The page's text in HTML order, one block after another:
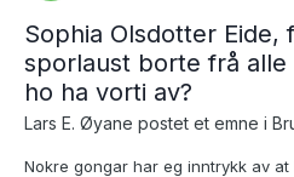
Sophia Olsdotter Eide,
sporlaust borte frå
ho ha vorti av?
Lars E. Øyane postet et emne i
Nokre gongar har eg inntrykk av